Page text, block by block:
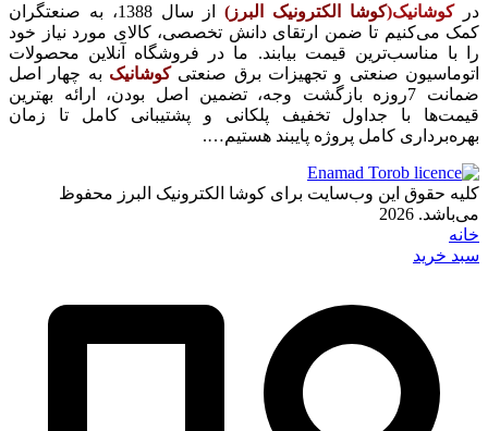
در کوشانیک(کوشا الکترونیک البرز)
از سال 1388، به صنعتگران
کمک می‌کنیم تا ضمن ارتقای دانش تخصصی، کالای مورد نیاز خود
را با مناسب‌ترین قیمت بیابند. ما در فروشگاه آنلاین محصولات
اتوماسیون صنعتی و تجهیزات برق صنعتی کوشانیک به چهار اصل
ضمانت 7روزه بازگشت وجه، تضمین اصل بودن، ارائه بهترین
قیمت‌ها با جداول تخفیف پلکانی و پشتیبانی کامل تا زمان
بهره‌برداری کامل پروژه پایبند هستیم….
کلیه حقوق این وب‌سایت برای کوشا الکترونیک البرز محفوظ
می‌باشد. 2026
خانه
سبد خرید